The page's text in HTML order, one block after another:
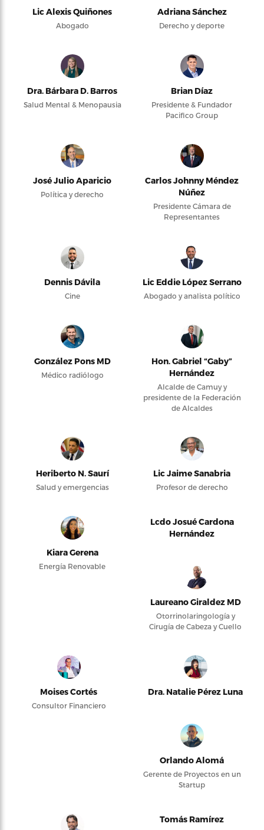
Lic Alexis Quiñones
Abogado
Adriana Sánchez
Derecho y deporte
Dra. Bárbara D. Barros
Salud Mental & Menopausia
Brian Díaz
Presidente & Fundador
Pacifico Group
José Julio Aparicio
Política y derecho
Carlos Johnny Méndez
Núñez
Presidente Cámara de
Representantes
Dennis Dávila
Cine
Lic Eddie López Serrano
Abogado y analista político
González Pons MD
Médico radiólogo
Hon. Gabriel “Gaby”
Hernández
Alcalde de Camuy y
presidente de la Federación
de Alcaldes
Heriberto N. Saurí
Salud y emergencias
Lic Jaime Sanabria
Profesor de derecho
Kiara Gerena
Energía Renovable
Lcdo Josué Cardona
Hernández
Laureano Giraldez MD
Otorrinolaringología y
Cirugía de Cabeza y Cuello
Moises Cortés
Consultor Financiero
Dra. Natalie Pérez Luna
Orlando Alomá
Gerente de Proyectos en un
Startup
Tomás Ramírez